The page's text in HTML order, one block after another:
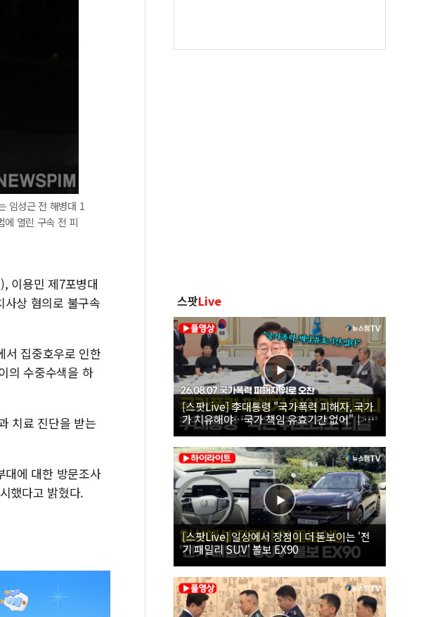
임성근 전 해병대 1
에 열린 구속 전 피
이용민 제7포병대
상 혐의로 불구속
서 집중호우로 인한
의 수중수색을 하
치료 진단을 받는
대에 대한 방문조사
했다고 밝혔다.
스팟Live
[스팟Live] 李대통령 "국가폭력 피해자, 국가
가 치유해야…국가 책임 유효기간 없어"｜
26.08.07 국가폭력 피해자 위로 오찬
[스팟Live] 일상에서 장점이 더 돋보이는 '전
기 패밀리 SUV' 볼보 EX90